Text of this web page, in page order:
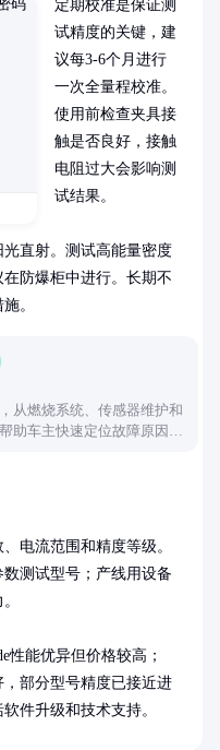
定期校准是保证测
试精度的关键，建
议每3-6个月进行
一次全量程校准。
使用前检查夹具接
触是否良好，接触
电阻过大会影响测
试结果。
直射。测试高能量密度
防爆柜中进行。长期不
。
从燃烧系统、传感器维护和
助车主快速定位故障原因并
电流范围和精度等级。
测试型号；产线用设备
性能优异但价格较高；
部分型号精度已接近进
件升级和技术支持。